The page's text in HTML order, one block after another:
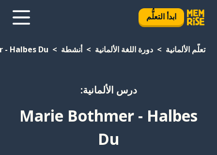
ابدأ التعلُّم
تعلَّم الألمانية دورة اللغة الألمانية أنشطة Halbes Du
درس الألمانية:
Marie Bothmer - Halbes
Du